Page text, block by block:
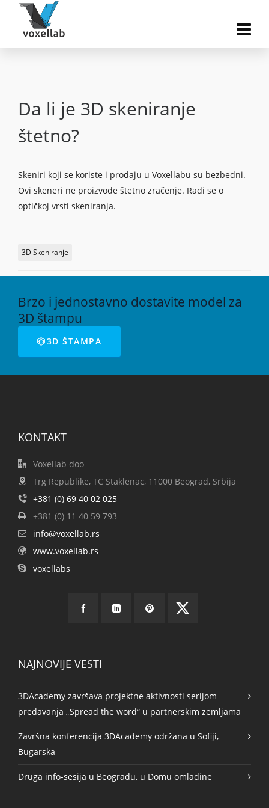
Da li je 3D skeniranje
štetno?
Skeniri koji se koriste i prodaju u Voxellabu su bezbedni.
Ovi skeneri ne proizvode štetno zračenje. Radi se o
optičkoj vrsti skeniranja.
3D Skeniranje
Brzo i jednostavno dostavite model za
3D štampu
3D ŠTAMPA
KONTAKT
Voxellab doo
Trg Republike, TC Staklenac, 11000 Beograd, Srbija
+381 (0) 69 40 02 025
+381 (0) 11 40 59 793
info@voxellab.rs
www.voxellab.rs
voxellabs
NAJNOVIJE VESTI
3DAcademy završava projektne aktivnosti serijom
predavanja „Spread the word“ u partnerskim zemljama
Završna konferencija 3DAcademy održana u Sofiji,
Bugarska
Druga info-sesija u Beogradu, u Domu omladine